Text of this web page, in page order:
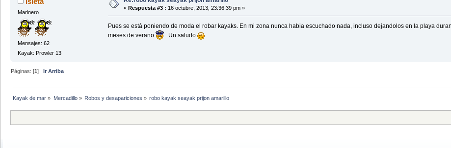
Marinero
Mensajes: 62
Kayak: Prowler 13
« Respuesta #3 : 16 octubre, 2013, 23:36:39 pm »
Pues se está poniendo de moda el robar kayaks. En mi zona nunca habia escuchado nada, incluso dejandolos en la playa
meses de verano
. Un saludo
Páginas: [1]Ir Arriba
Kayak de mar » Mercadillo» Robos y desapariciones » robo kayak seayak prijon amarillo